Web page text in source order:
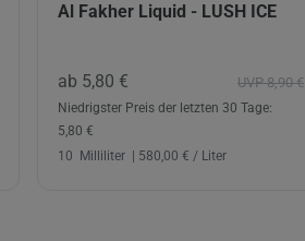
Al Fakher Liquid - LUSH ICE
UVP 8,90 €
ab 5,80 €
Niedrigster Preis der letzten 30 Tage:
5,80 €
10
Milliliter | 580,00 € / Liter